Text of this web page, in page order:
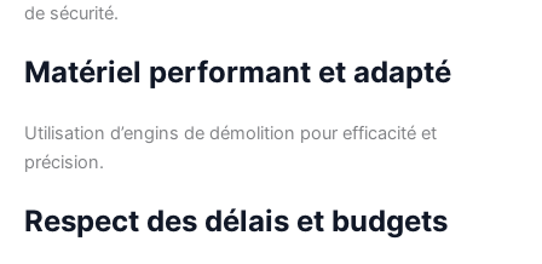
de sécurité.
Matériel performant et adapté
Utilisation d’engins de démolition pour efficacité et
précision.
Respect des délais et budgets